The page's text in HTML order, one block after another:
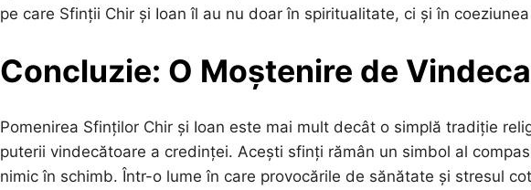
pe care Sfinții Chir și Ioan îl au nu doar în spiritualitate, ci și în
Concluzie: O Moștenire de
Pomenirea Sfinților Chir și Ioan este mai mult decât o simplă tradiție
puterii vindecătoare a credinței. Acești sfinți rămân un simbol al
nimic în schimb. Într-o lume în care provocările de sănătate și stresul